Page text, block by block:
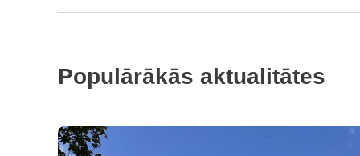
Populārākās aktualitātes